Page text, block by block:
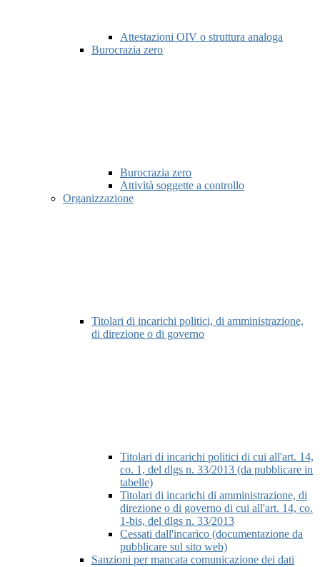
Attestazioni OIV o struttura analoga
Burocrazia zero
Burocrazia zero
Attività soggette a controllo
Organizzazione
Titolari di incarichi politici, di amministrazione,
di direzione o di governo
Titolari di incarichi politici di cui all'art. 14,
co. 1, del dlgs n. 33/2013 (da pubblicare in
tabelle)
Titolari di incarichi di amministrazione, di
direzione o di governo di cui all'art. 14, co.
1-bis, del dlgs n. 33/2013
Cessati dall'incarico (documentazione da
pubblicare sul sito web)
Sanzioni per mancata comunicazione dei dati